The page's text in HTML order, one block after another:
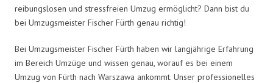
reibungslosen und stressfreien Umzug ermöglicht? Dann bist du
bei Umzugsmeister Fischer Fürth genau richtig!
Bei Umzugsmeister Fischer Fürth haben wir langjährige Erfahrung
im Bereich Umzüge und wissen genau, worauf es bei einem
Umzug von Fürth nach Warszawa ankommt. Unser professionelles